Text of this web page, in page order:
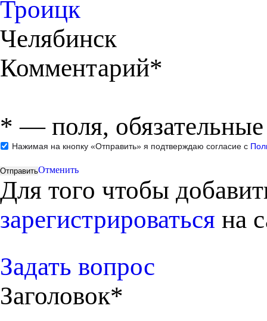
Троицк
Челябинск
Комментарий*
* — поля,
Нажимая на кнопку «Отправить» я подтверждаю согласие с
Отменить
Для того чтобы
зарегистрироваться на
Задать вопрос
Заголовок*